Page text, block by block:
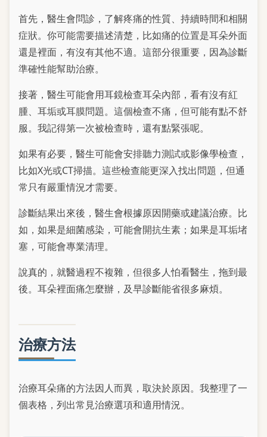
首先，醫生會問診，了解疼痛的性質、持續時間和相關
症狀。你可能需要描述清楚，比如痛的位置是耳朵外面
還是裡面，有沒有其他不適。這部分很重要，因為診斷
準確性能幫助治療。
接著，醫生可能會用耳鏡檢查耳朵內部，看有沒有紅
腫、耳垢或耳膜問題。這個檢查不痛，但可能有點不舒
服。我記得第一次被檢查時，還有點緊張呢。
如果有必要，醫生可能會安排聽力測試或影像學檢查，
比如X光或CT掃描。這些檢查能更深入找出問題，但通
常只有嚴重情況才需要。
診斷結果出來後，醫生會根據原因開藥或建議治療。比
如，如果是細菌感染，可能會開抗生素；如果是耳垢堵
塞，可能會專業清理。
說真的，就醫過程不複雜，但很多人怕看醫生，拖到最
後。耳朵裡面痛怎麼辦，及早診斷能省很多麻煩。
治療方法
治療耳朵痛的方法因人而異，取決於原因。我整理了一
個表格，列出常見治療選項和適用情況。